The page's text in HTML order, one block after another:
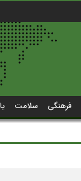
فرهنگی سلامت